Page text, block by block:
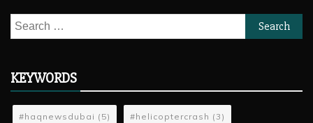
Search
for:
KEYWORDS
#haqnewsdubai (5) #helicoptercrash (3)